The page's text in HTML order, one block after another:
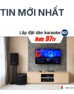
TIN MỚI NHẤT